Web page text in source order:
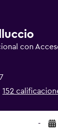
con
152
-